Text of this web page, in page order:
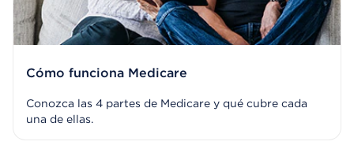
Cómo funciona Medicare
Conozca las 4 partes de Medicare y qué cubre cada
una de ellas.